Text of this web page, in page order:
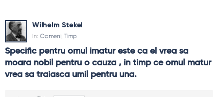
Wilhelm Stekel
In: Oameni, Timp
Specific pentru omul imatur este ca el vrea sa
moara nobil pentru o cauza , in timp ce omul matur
vrea sa traiasca umil pentru una.